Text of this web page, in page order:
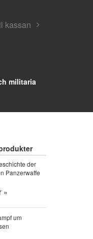
kassan
militaria
der
Panzerwaffe
»
um